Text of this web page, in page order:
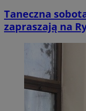
Taneczna
zapraszają na